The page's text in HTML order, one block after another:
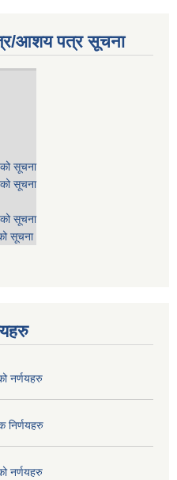
आशय पत्र सूचना
सूचना
सूचना
सूचना
सूचना
नर्णयहरु
निर्णयहरु
नर्णयहरु